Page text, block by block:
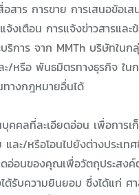
สาร การขาย การเสนอข้อเ
จ้งเตือน การแจ้งข่าวสารและ
การ จาก MMTh บริษัทในก
/หรือ พันธมิตรทางธุรกิจ ในก
ทางกฎหมายอื่นได้
คคลที่ละเอียดอ่อน เพื่อการเ
และ/หรือโอนไปยังต่างประเท
อ่อนของคุณเพื่อวัตถุประสง
ด้รับความยินยอม ซึ่งได้แก่ ศ